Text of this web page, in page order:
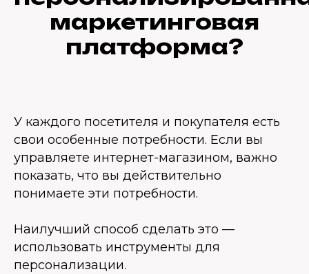
маркетинговая
платформа?
У каждого посетителя и покупателя есть
свои особенные потребности. Если вы
управляете интернет-магазином, важно
показать, что вы действительно
понимаете эти потребности.
Наилучший способ сделать это —
использовать инструменты для
персонализации.